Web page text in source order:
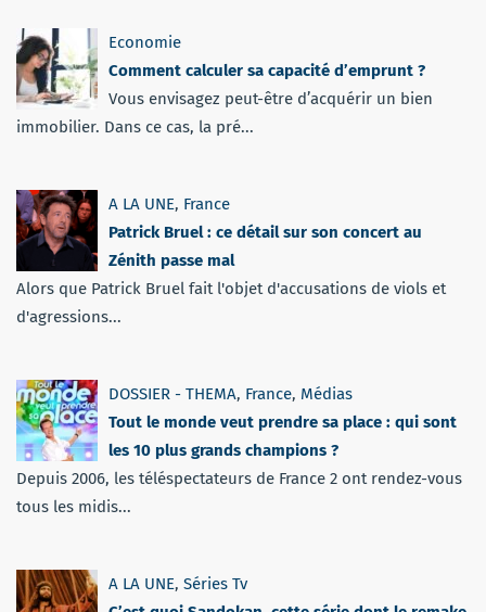
Economie
Comment calculer sa capacité d’emprunt ?
Vous envisagez peut-être d’acquérir un bien
immobilier. Dans ce cas, la pré...
A LA UNE, France
Patrick Bruel : ce détail sur son concert au
Zénith passe mal
Alors que Patrick Bruel fait l'objet d'accusations de viols et
d'agressions...
DOSSIER - THEMA, France, Médias
Tout le monde veut prendre sa place : qui sont
les 10 plus grands champions ?
Depuis 2006, les téléspectateurs de France 2 ont rendez-vous
tous les midis...
A LA UNE, Séries Tv